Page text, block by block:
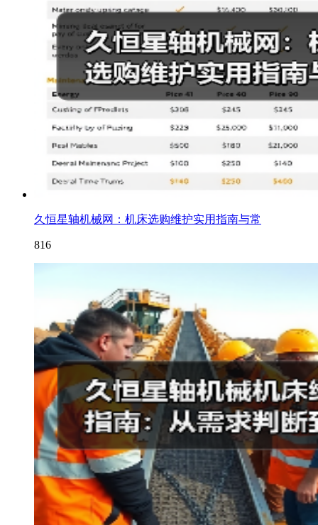
久恒星轴机械网：机床选购维护实用指南与常
816